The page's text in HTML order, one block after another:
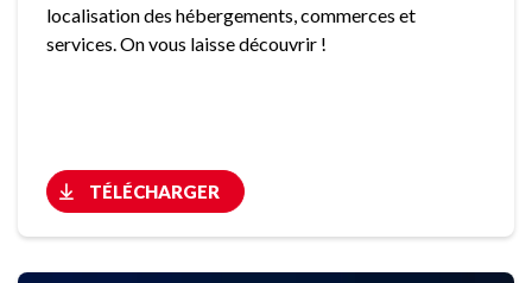
localisation des hébergements, commerces et
services. On vous laisse découvrir !
TÉLÉCHARGER